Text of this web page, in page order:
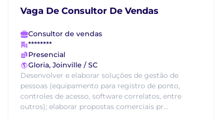
Vaga De Consultor De Vendas
Consultor de vendas
********
Presencial
Gloria, Joinville / SC
Desenvolver e elaborar soluções de gestão de
pessoas (equipamento para registro de ponto,
controles de acesso, software correlatos, entre
outros); elaborar propostas comerciais pr...